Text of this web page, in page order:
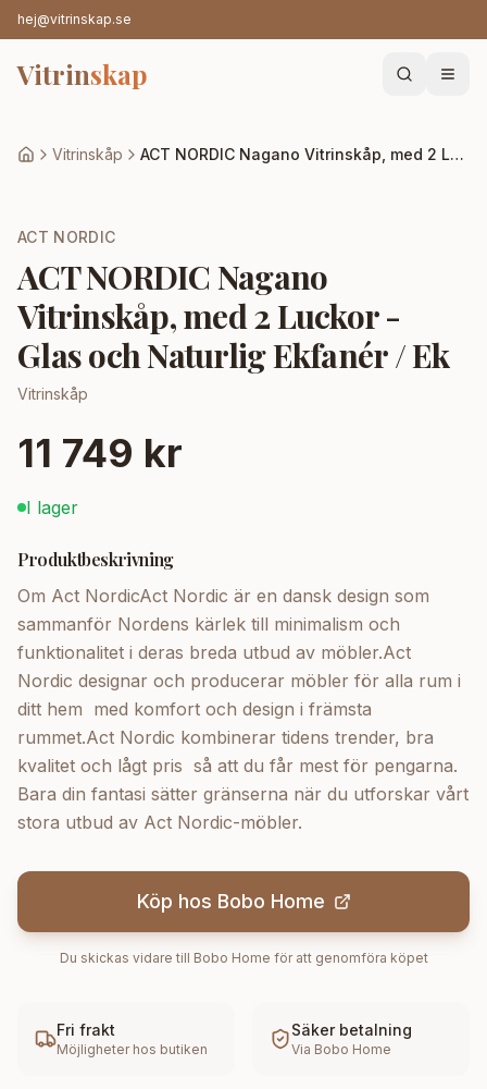
hej@vitrinskap.se
Vitrinskap
Vitrinskåp ACT NORDIC Nagano Vitrinskåp, med 2 Luckor - Glas och Naturlig Ekfanér / Ek
ACT NORDIC
ACT NORDIC Nagano
Vitrinskåp, med 2 Luckor -
Glas och Naturlig Ekfanér / Ek
Vitrinskåp
11 749 kr
I lager
Produktbeskrivning
Om Act NordicAct Nordic är en dansk design som
sammanför Nordens kärlek till minimalism och
funktionalitet i deras breda utbud av möbler.Act
Nordic designar och producerar möbler för alla rum i
ditt hem  med komfort och design i främsta
rummet.Act Nordic kombinerar tidens trender, bra
kvalitet och lågt pris  så att du får mest för pengarna.
Bara din fantasi sätter gränserna när du utforskar vårt
stora utbud av Act Nordic-möbler.
Köp hos Bobo Home
Du skickas vidare till Bobo Home för att genomföra köpet
Fri frakt
Möjligheter hos butiken
Säker betalning
Via Bobo Home